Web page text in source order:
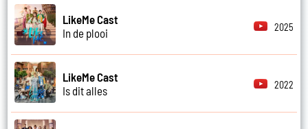
LikeMe Cast
In de plooi
2025
LikeMe Cast
Is dit alles
2022